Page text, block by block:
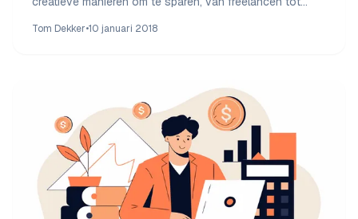
2026.
Tom Dekker•10 januari 2018